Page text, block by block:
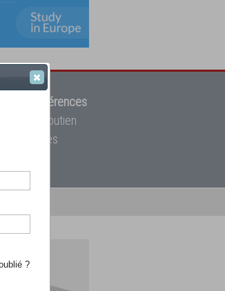
12908 références
de soutien
privées
?